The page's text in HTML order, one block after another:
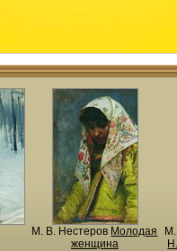
М. В. Нестеров Молодая
женщина